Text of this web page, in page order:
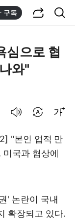
구독
심으로 협
와"
"본인 업적 만
미국과 협상에
' 논란이 국내
확장되고 있다.